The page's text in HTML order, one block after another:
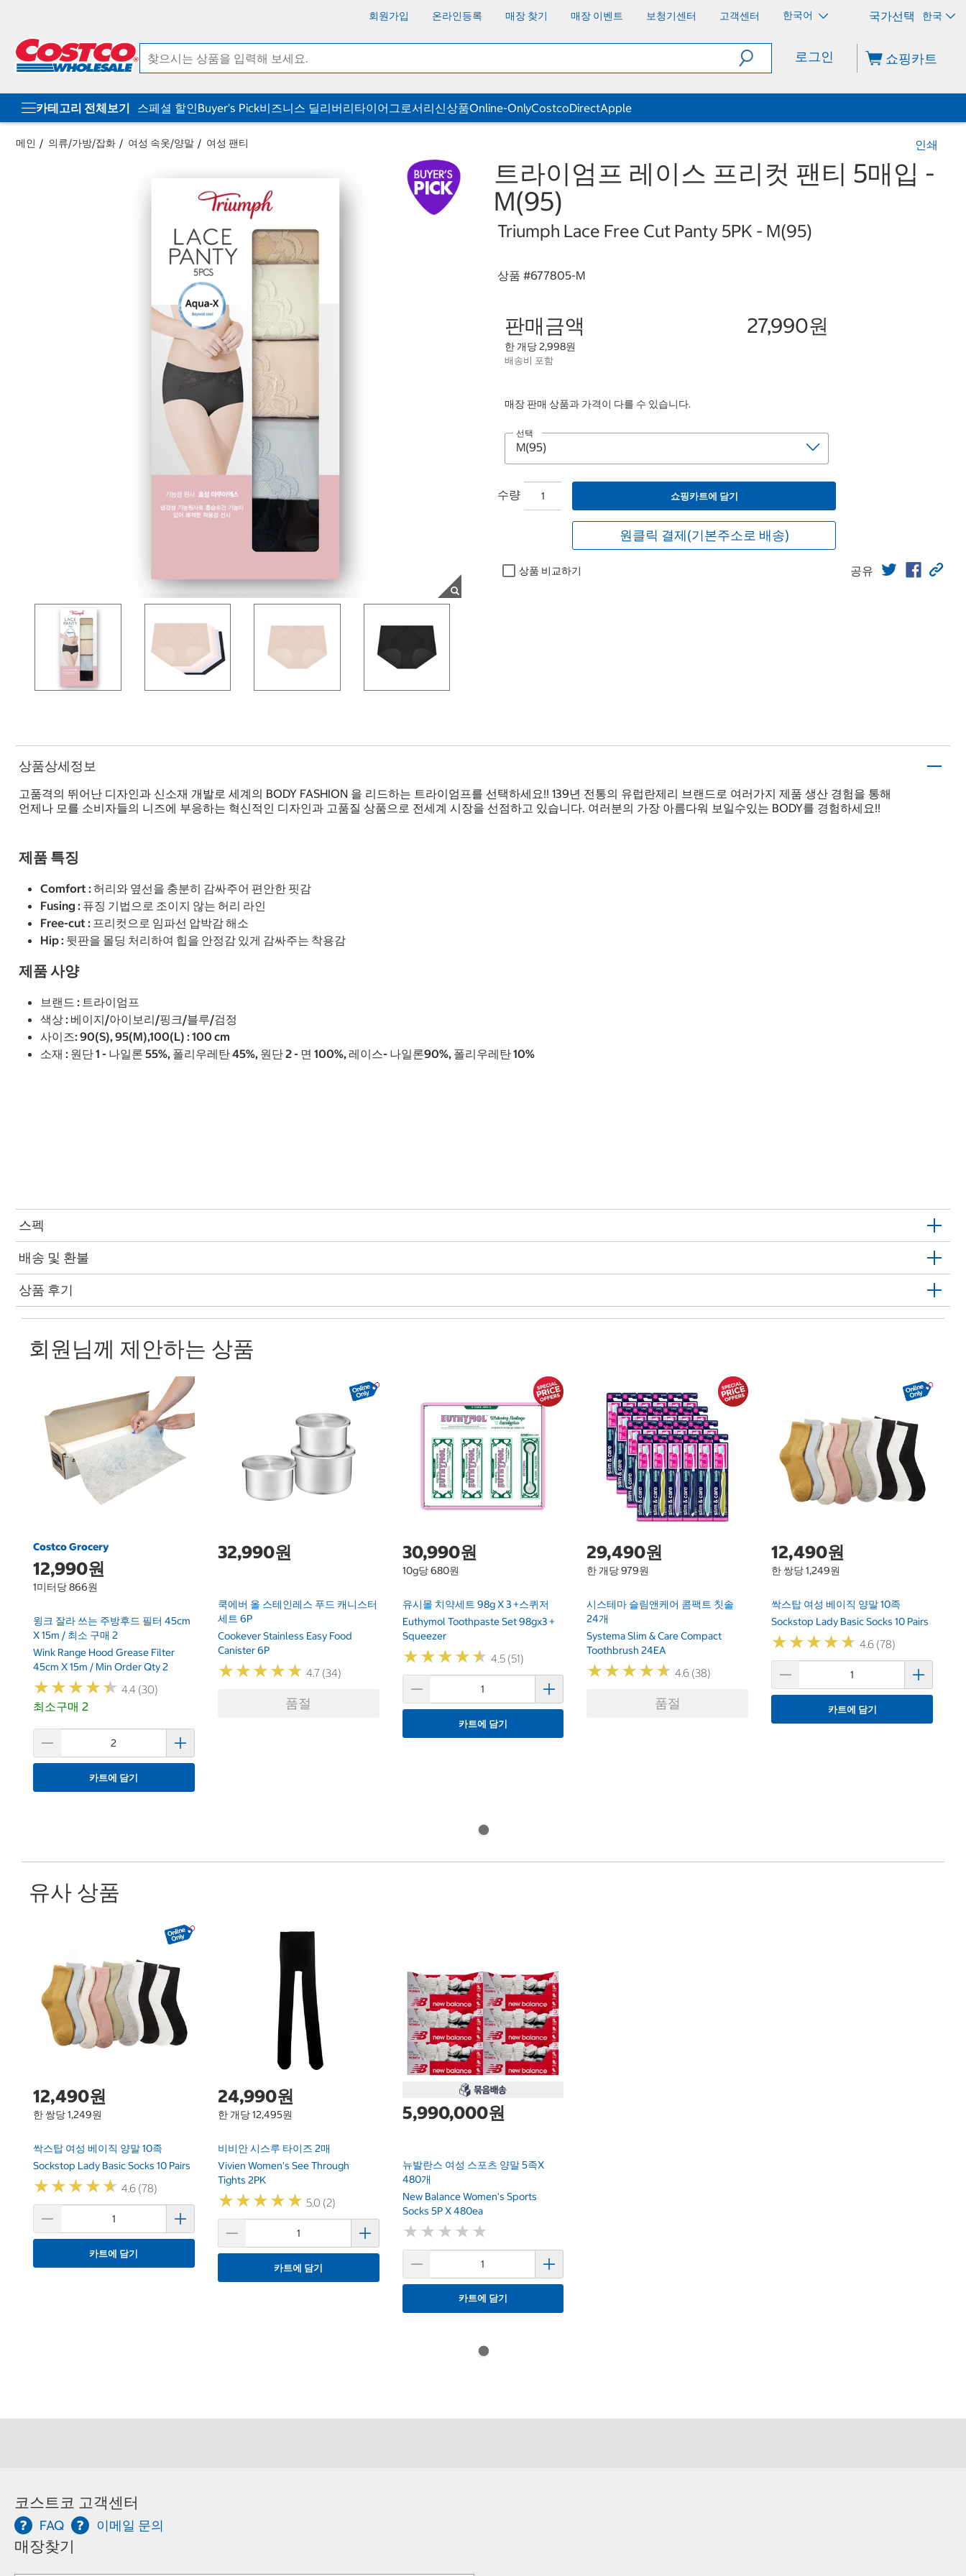
회원가입 온라인등록 매장 찾기 매장 이벤트 보청기센터 고객센터 한국어 한국
로그인 쇼핑카트
카테고리 전체보기 스페셜 할인Buyer's Pick비즈니스 딜리버리타이어그로서리신상품Online-OnlyCostcoDirectApple
메인 의류/가방/잡화 여성 속옷/양말 여성 팬티 인쇄
트라이엄프 레이스 프리컷 팬티 5매입 -
M(95)
Triumph Lace Free Cut Panty 5PK - M(95)
상품 #677805-M
판매금액 27,990원
한 개당 2,998원
배송비 포함
매장 판매 상품과 가격이 다를 수 있습니다.
선택
수량 쇼핑카트에 담기
원클릭 결제(기본주소로 배송)
상품 비교하기 공유
상품상세정보
고품격의 뛰어난 디자인과 신소재 개발로 세계의 BODY FASHION 을 리드하는 트라이엄프를 선택하세요!! 139년 전통의 유럽란제리 브랜드로 여러가지 제품 생산 경험을 통해
언제나 모를 소비자들의 니즈에 부응하는 혁신적인 디자인과 고품질 상품으로 전세계 시장을 선점하고 있습니다. 여러분의 가장 아름다워 보일수있는 BODY를 경험하세요!!
제품 특징
Comfort : 허리와 옆선을 충분히 감싸주어 편안한 핏감
Fusing : 퓨징 기법으로 조이지 않는 허리 라인
Free-cut : 프리컷으로 임파선 압박감 해소
Hip : 뒷판을 몰딩 처리하여 힙을 안정감 있게 감싸주는 착용감
제품 사양
브랜드 : 트라이엄프
색상 : 베이지/아이보리/핑크/블루/검정
사이즈: 90(S), 95(M),100(L) : 100 cm
소재 : 원단 1 - 나일론 55%, 폴리우레탄 45%, 원단 2 - 면 100%, 레이스- 나일론90%, 폴리우레탄 10%
스펙
배송 및 환불
상품 후기
회원님께 제안하는 상품
Costco Grocery
12,990원
1미터당 866원
윙크 잘라 쓰는 주방후드 필터 45cm
X 15m / 최소 구매 2
Wink Range Hood Grease Filter
45cm X 15m / Min Order Qty 2
★★★★★
★★★★★ 4.4 (30)
최소구매 2
카트에 담기
32,990원
쿡에버 올 스테인레스 푸드 캐니스터
세트 6P
Cookever Stainless Easy Food
Canister 6P
★★★★★
★★★★★ 4.7 (34)
품절
30,990원
10g당 680원
유시몰 치약세트 98g X 3 +스퀴저
Euthymol Toothpaste Set 98gx3 +
Squeezer
★★★★★
★★★★★ 4.5 (51)
카트에 담기
29,490원
한 개당 979원
시스테마 슬림앤케어 콤팩트 칫솔
24개
Systema Slim & Care Compact
Toothbrush 24EA
★★★★★
★★★★★ 4.6 (38)
품절
12,490원
한 쌍당 1,249원
싹스탑 여성 베이직 양말 10족
Sockstop Lady Basic Socks 10 Pairs
★★★★★
★★★★★ 4.6 (78)
카트에 담기
유사 상품
12,490원
한 쌍당 1,249원
싹스탑 여성 베이직 양말 10족
Sockstop Lady Basic Socks 10 Pairs
★★★★★
★★★★★ 4.6 (78)
카트에 담기
24,990원
한 개당 12,495원
비비안 시스루 타이즈 2매
Vivien Women's See Through
Tights 2PK
★★★★★
★★★★★ 5.0 (2)
카트에 담기
5,990,000원
뉴발란스 여성 스포츠 양말 5족x
480개
New Balance Women's Sports
Socks 5P X 480ea
★ ★ ★ ★ ★
★ ★ ★ ★ ★
카트에 담기
코스트코 고객센터
FAQ 이메일 문의
매장찾기